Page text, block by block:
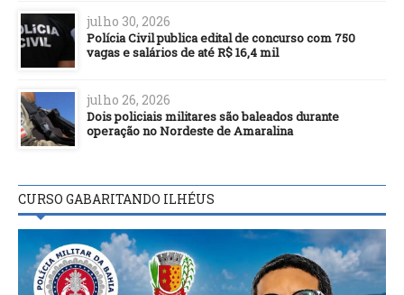
julho 30, 2026
Polícia Civil publica edital de concurso com 750
vagas e salários de até R$ 16,4 mil
julho 26, 2026
Dois policiais militares são baleados durante
operação no Nordeste de Amaralina
CURSO GABARITANDO ILHÉUS